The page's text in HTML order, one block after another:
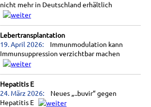
nicht mehr in Deutschland erhältlich
Lebertransplantation
19. April 2026:
Immunmodulation kann
Immunsuppression verzichtbar machen
Hepatitis E
24. März 2026:
Neues „..buvir“ gegen
Hepatitis E